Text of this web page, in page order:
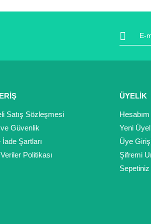
Yorum Yaz
Gönder
Satış Sözleşmesi
Güvenlik
Şartları
Politikası
ÜYELİK
Hesabım
Yeni
Üye
Şifremi
Sepetiniz